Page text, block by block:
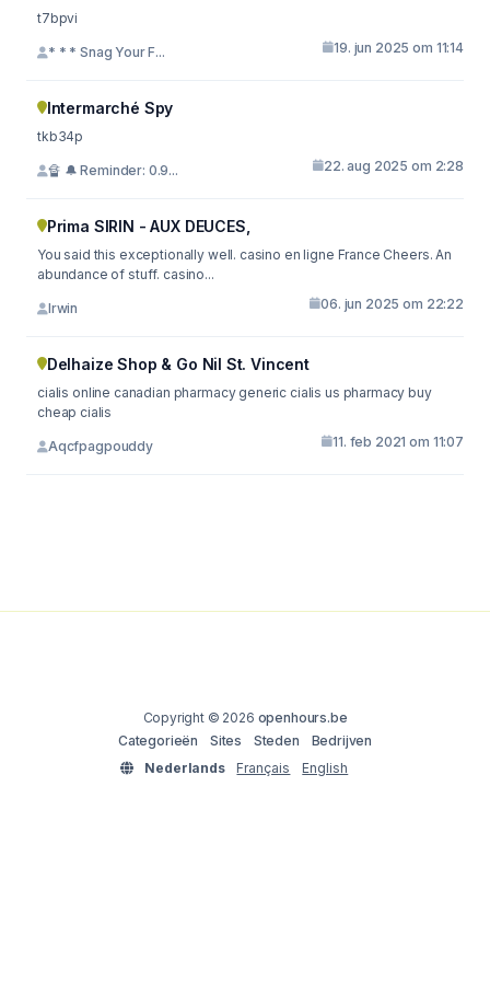
t7bpvi
* * * Snag Your F... 19. jun 2025 om 11:14
Intermarché Spy
tkb34p
🔏 🔔 Reminder: 0.9... 22. aug 2025 om 2:28
Prima SIRIN - AUX DEUCES,
You said this exceptionally well. casino en ligne France Cheers. An
abundance of stuff. casino...
Irwin 06. jun 2025 om 22:22
Delhaize Shop & Go Nil St. Vincent
cialis online canadian pharmacy generic cialis us pharmacy buy
cheap cialis
Aqcfpagpouddy 11. feb 2021 om 11:07
Copyright © 2026 openhours.be
Categorieën
Sites Steden
Bedrijven
Nederlands
Français English